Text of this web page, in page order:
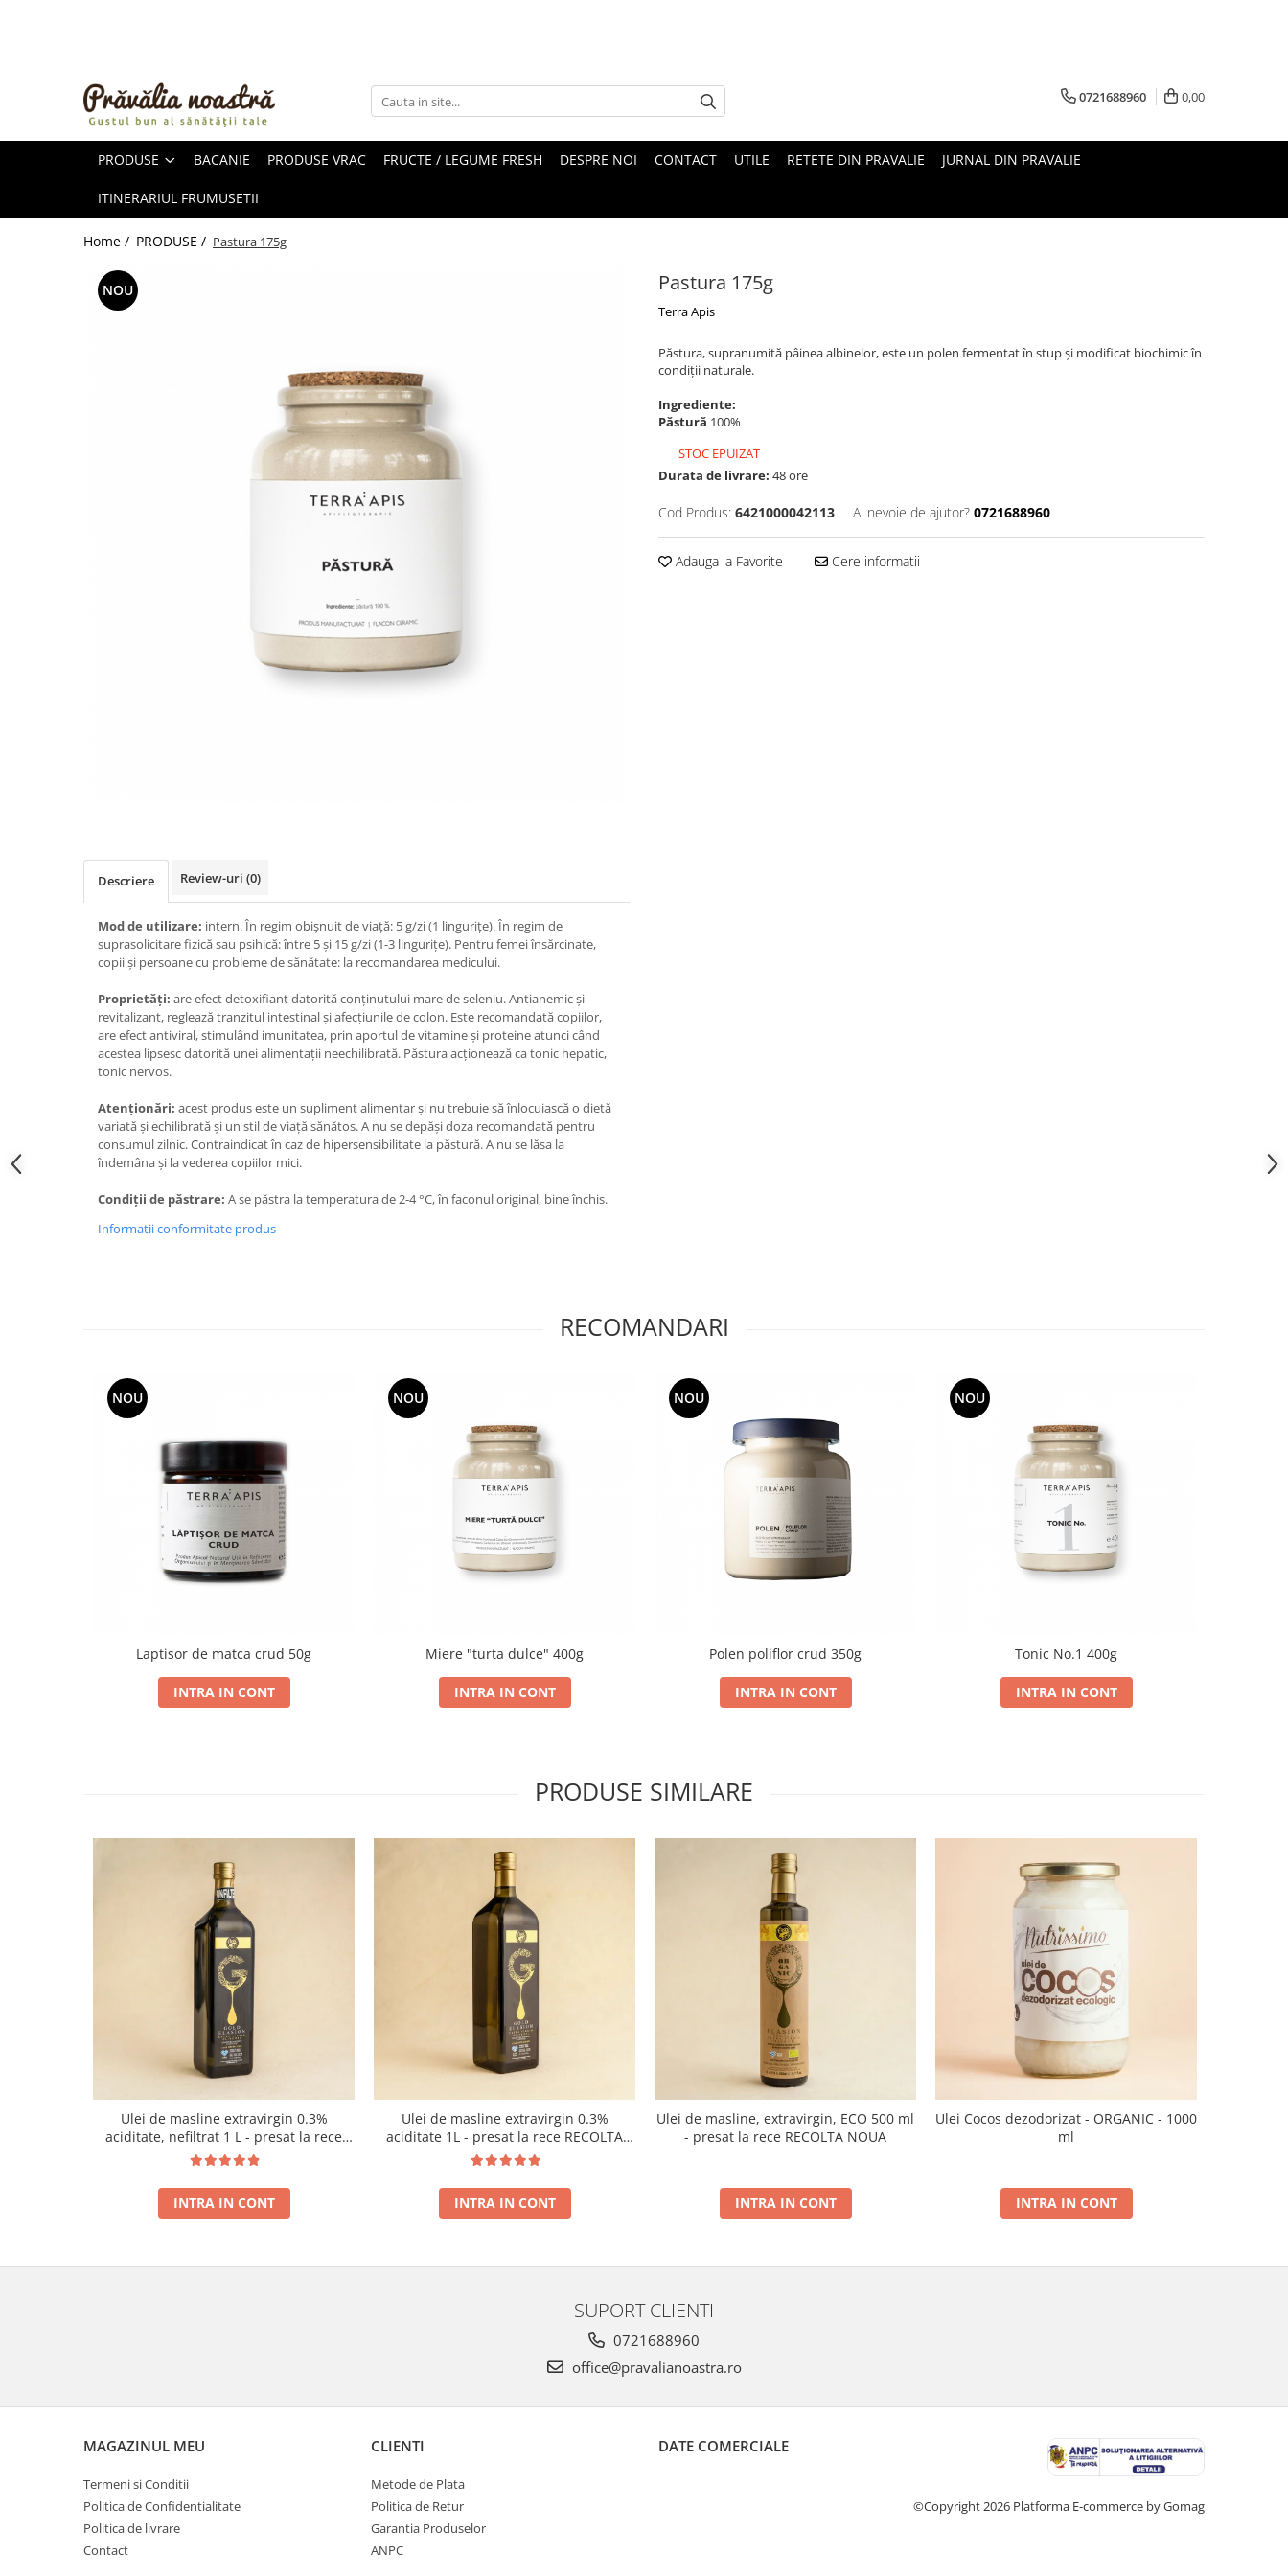
ULEIURI ȘI UNTURI
FRUCTE DESHIDRATATE
FRUCTE LA CONSERVĂ
OȚETURI ȘI SOSURI
0721688960 0,00
PRODUSE BACANIE PRODUSE VRAC FRUCTE / LEGUME FRESH DESPRE NOI CONTACT UTILE RETETE DIN PRAVALIE JURNAL DIN PRAVALIE
ITINERARIUL FRUMUSETII
Home / PRODUSE / Pastura 175g
Pastura 175g
Terra Apis
NOU
Păstura, supranumită pâinea albinelor, este un polen fermentat în stup și modificat biochimic în
condiții naturale.
Ingrediente:
Păstură 100%
STOC EPUIZAT
Durata de livrare: 48 ore
Cod Produs: 6421000042113 Ai nevoie de ajutor? 0721688960
Adauga la Favorite Cere informatii
Descriere Review-uri (0)
Mod de utilizare: intern. În regim obișnuit de viață: 5 g/zi (1 lingurițe). În regim de
suprasolicitare fizică sau psihică: între 5 și 15 g/zi (1-3 lingurițe). Pentru femei însărcinate,
copii și persoane cu probleme de sănătate: la recomandarea medicului.
Proprietăți: are efect detoxifiant datorită conținutului mare de seleniu. Antianemic și
revitalizant, reglează tranzitul intestinal și afecțiunile de colon. Este recomandată copiilor,
are efect antiviral, stimulând imunitatea, prin aportul de vitamine și proteine atunci când
acestea lipsesc datorită unei alimentații neechilibrată. Păstura acționează ca tonic hepatic,
tonic nervos.
Atenționări: acest produs este un supliment alimentar și nu trebuie să înlocuiască o dietă
variată și echilibrată și un stil de viață sănătos. A nu se depăși doza recomandată pentru
consumul zilnic. Contraindicat în caz de hipersensibilitate la păstură. A nu se lăsa la
îndemâna și la vederea copiilor mici.
Condiții de păstrare: A se păstra la temperatura de 2-4 °C, în faconul original, bine închis.
Informatii conformitate produs
RECOMANDARI
NOU
Laptisor de matca crud 50g
INTRA IN CONT
NOU
Miere "turta dulce" 400g
INTRA IN CONT
NOU
Polen poliflor crud 350g
INTRA IN CONT
NOU
Tonic No.1 400g
INTRA IN CONT
PRODUSE SIMILARE
Ulei de masline extravirgin 0.3%
aciditate, nefiltrat 1 L - presat la rece
RECOLTA NOUA
INTRA IN CONT
Ulei de masline extravirgin 0.3%
aciditate 1L - presat la rece RECOLTA
NOUA
INTRA IN CONT
Ulei de masline, extravirgin, ECO 500 ml
- presat la rece RECOLTA NOUA
INTRA IN CONT
Ulei Cocos dezodorizat - ORGANIC - 1000
ml
INTRA IN CONT
SUPORT CLIENTI
0721688960
office@pravalianoastra.ro
MAGAZINUL MEU
Termeni si Conditii
Politica de Confidentialitate
Politica de livrare
Contact
CLIENTI
Metode de Plata
Politica de Retur
Garantia Produselor
ANPC
DATE COMERCIALE
©Copyright 2026 Platforma E-commerce by Gomag